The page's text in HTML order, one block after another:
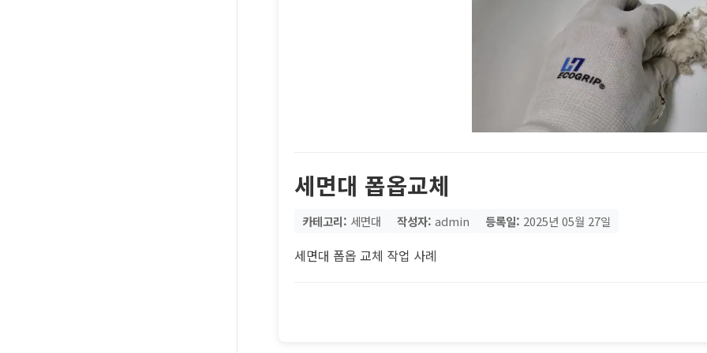
세면대 폽옵교체
카테고리: 세면대 작성자: admin 등록일: 2025년 05월 27일
세면대 폽옵 교체 작업 사례